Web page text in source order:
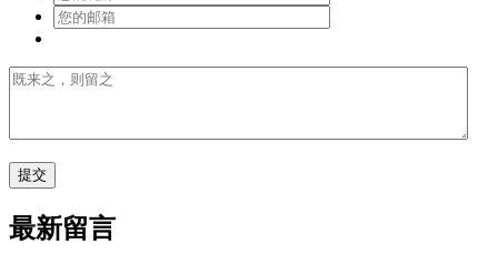
最新留言